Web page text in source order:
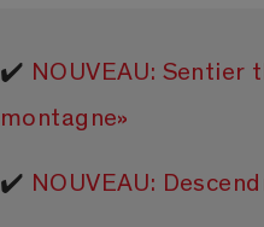
✔️ NOUVEAU:
montagne»
✔️ NOUVEAU: